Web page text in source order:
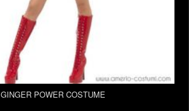
GINGER POWER COSTUME